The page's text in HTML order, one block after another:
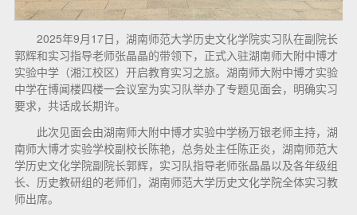
2025年9月17日，湖南师范大学历史文化学院实习队在副院长
郭辉和实习指导老师张晶晶的带领下，正式入驻湖南师大附中博才
实验中学（湘江校区）开启教育实习之旅。湖南师大附中博才实验
中学在博闻楼四楼一会议室为实习队举办了专题见面会，明确实习
要求，共话成长期许。
此次见面会由湖南师大附中博才实验中学杨万银老师主持，湖
南师大博才实验学校副校长陈艳，总务处主任陈正炎，湖南师范大
学历史文化学院副院长郭辉，实习队指导老师张晶晶以及各年级组
长、历史教研组的老师们，湖南师范大学历史文化学院全体实习教
师出席。